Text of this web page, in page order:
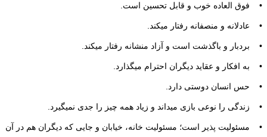
• فوق العاده خوب و قابل تحسین است.
• عادلانه و منصفانه رفتار می‏كند.
• بردبار و باگذشت است و آزاد منشانه رفتار می‏كند.
• به افكار و عقاید دیگران احترام می‏گذارد.
• حس انسان دوستی دارد.
• زندگی را نوعی بازی می‏داند و زیاد همه چیز را جدی نمی‏گیرد.
• مسئولیت پذیر است‎؛ مسئولیت خانه، خیابان و جایی كه دیگران هم در آن